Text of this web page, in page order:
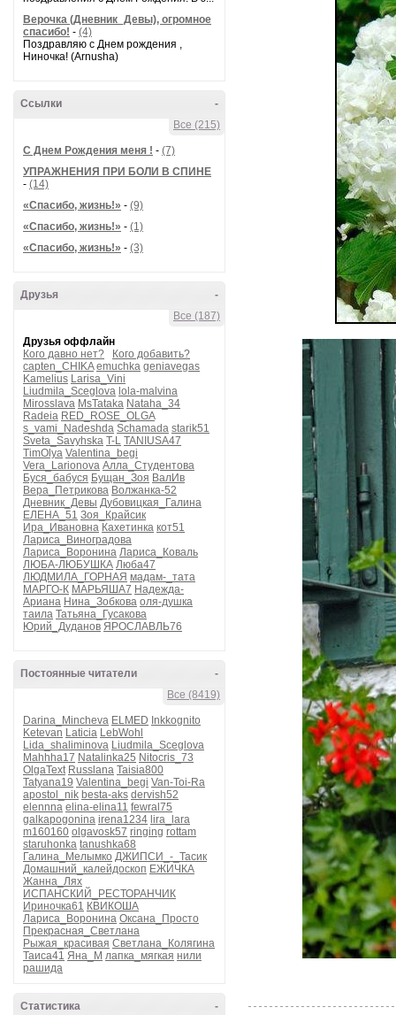
Верочка (Дневник_Девы), огромное
спасибо! - (4)
Поздравляю с Днем рождения ,
Ниночка! (Arnusha)
-
Ссылки
Все (215)
С Днем Рождения меня ! - (7)
УПРАЖНЕНИЯ ПРИ БОЛИ В СПИНЕ
- (14)
«Спасибо, жизнь!» - (9)
«Спасибо, жизнь!» - (1)
«Спасибо, жизнь!» - (3)
-
Друзья
Все (187)
Друзья оффлайн
Кого давно нет?
Кого добавить?
capten_CHIKA emuchka geniavegas
Kamelius Larisa_Vini
Liudmila_Sceglova lola-malvina
Mirosslava MsTataka Nataha_34
Radeia RED_ROSE_OLGA
s_vami_Nadeshda Schamada starik51
Sveta_Savyhska T-L TANIUSA47
TimOlya Valentina_begi
Vera_Larionova Алла_Студентова
Буся_бабуся Бущан_Зоя ВалИв
Вера_Петрикова Волжанка-52
Дневник_Девы Дубовицкая_Галина
ЕЛЕНА_51 Зоя_Крайсик
Ира_Ивановна Кахетинка кот51
Лариса_Виноградова
Лариса_Воронина Лариса_Коваль
ЛЮБА-ЛЮБУШКА Люба47
ЛЮДМИЛА_ГОРНАЯ мадам-_тата
МАРГО-К МАРЬЯША7 Надежда-
Ариана Нина_Зобкова оля-душка
таила Татьяна_Гусакова
Юрий_Дуданов ЯРОСЛАВЛЬ76
-
Постоянные читатели
Все (8419)
Darina_Mincheva ELMED Inkkognito
Ketevan Laticia LebWohl
Lida_shaliminova Liudmila_Sceglova
Mahhha17 Natalinka25 Nitocris_73
OlgaText Russlana Taisia800
Tatyana19 Valentina_begi Van-Toi-Ra
apostol_nik besta-aks dervish52
elennna elina-elina11 fewral75
galkapogonina irena1234 lira_lara
m160160 olgavosk57 ringing rottam
staruhonka tanushka68
Галина_Мелымко ДЖИПСИ_-_Тасик
Домашний_калейдоскоп ЕЖИЧКА
Жанна_Лях
ИСПАНСКИЙ_РЕСТОРАНЧИК
Ириночка61 КВИКОША
Лариса_Воронина Оксана_Просто
Прекрасная_Светлана
Рыжая_красивая Светлана_Колягина
Таиса41 Яна_М лапка_мягкая нили
рашида
-
Статистика